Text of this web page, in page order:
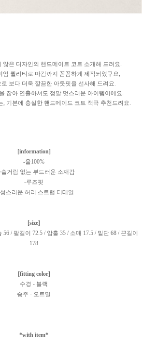
않은 디자인의 핸드메이트 코트 소개해 드려요.
엄 퀄리티로 마감까지 꼼꼼하게 제작되었구요,
보다 더욱 깔끔한 아웃핏을 선사해 드려요.
잡아 연출하셔도 정말 멋스러운 아이템이에요.
, 기본에 충실한 핸드메이드 코트 적극 추천드려요.
[information]
-울100%
거림 없는 부드러운 소재감
-루즈핏
스러운 허리 스트랩 디테일
[size]
/ 팔길이 72.5 / 암홀 35 / 소매 17.5 / 밑단 68 / 끈길이
178
[fitting color]
수경 - 블랙
승주 - 오트밀
*with item*